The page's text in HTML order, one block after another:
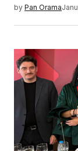
by Pan Orama